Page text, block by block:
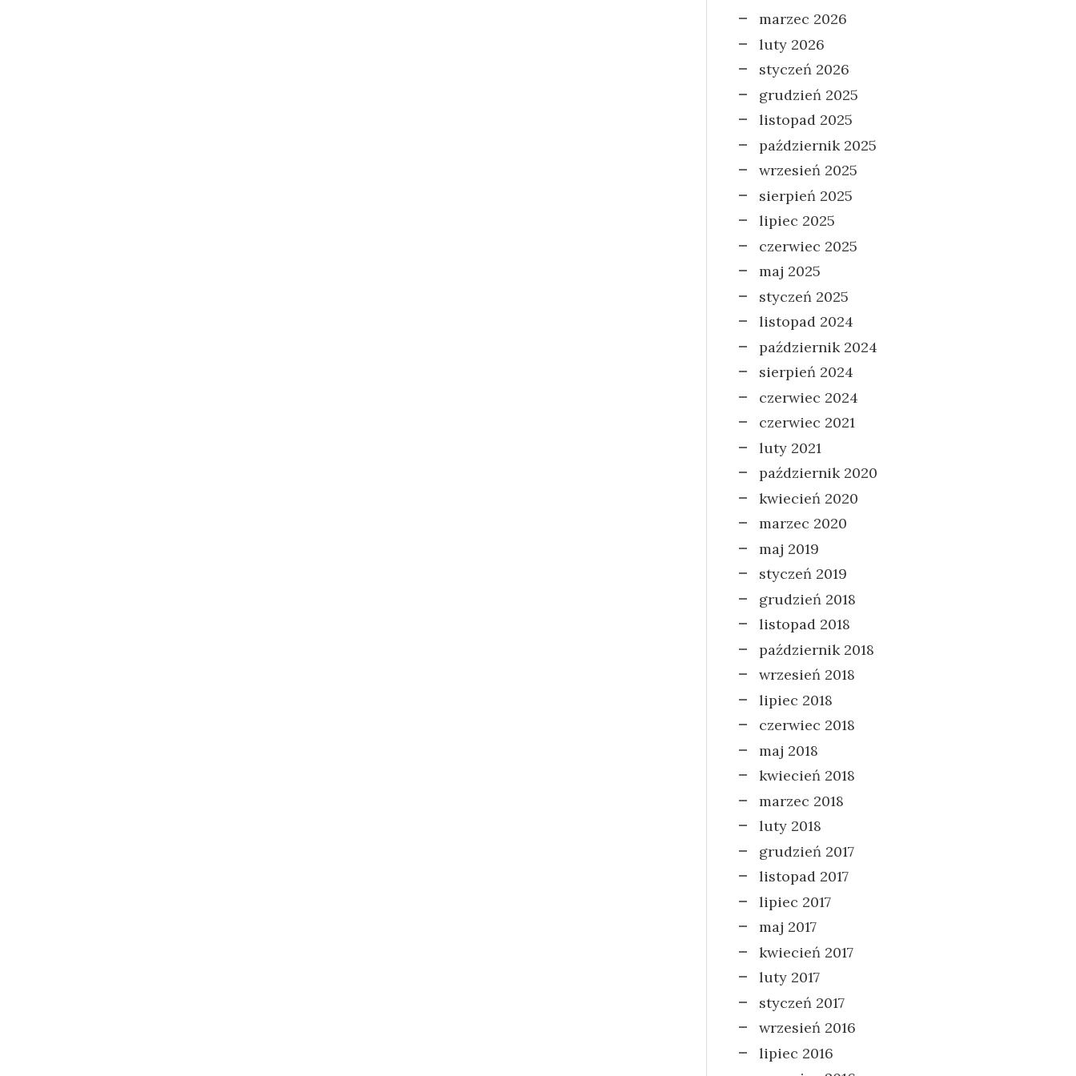
marzec 2026
luty 2026
styczeń 2026
grudzień 2025
listopad 2025
październik 2025
wrzesień 2025
sierpień 2025
lipiec 2025
czerwiec 2025
maj 2025
styczeń 2025
listopad 2024
październik 2024
sierpień 2024
czerwiec 2024
czerwiec 2021
luty 2021
październik 2020
kwiecień 2020
marzec 2020
maj 2019
styczeń 2019
grudzień 2018
listopad 2018
październik 2018
wrzesień 2018
lipiec 2018
czerwiec 2018
maj 2018
kwiecień 2018
marzec 2018
luty 2018
grudzień 2017
listopad 2017
lipiec 2017
maj 2017
kwiecień 2017
luty 2017
styczeń 2017
wrzesień 2016
lipiec 2016